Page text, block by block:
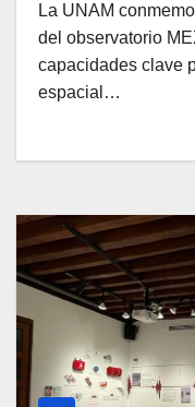
La UNAM
del observatorio
capacidades clave
espacial…